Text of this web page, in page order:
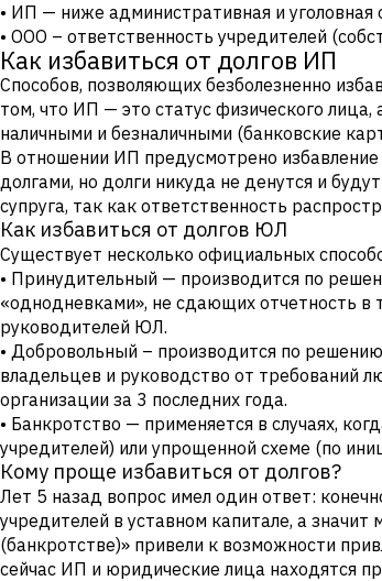
• ИП — ниже административная и уголовная
• ООО – ответственность учредителей
Как избавиться от долгов ИП
Способов, позволяющих безболезненно
том, что ИП — это статус физического
наличными и безналичными (банковские
В отношении ИП предусмотрено
долгами, но долги никуда не денутся и
супруга, так как ответственность
Как избавиться от долгов ЮЛ
Существует несколько официальных
• Принудительный — производится по
«однодневками», не сдающих отчетность в
руководителей ЮЛ.
• Добровольный – производится по
владельцев и руководство от требований
организации за 3 последних года.
• Банкротство — применяется в случаях,
учредителей) или упрощенной схеме (по
Кому проще избавиться от долгов?
Лет 5 назад вопрос имел один ответ:
учредителей в уставном капитале, а
(банкротстве)» привели к возможности
сейчас ИП и юридические лица находятся